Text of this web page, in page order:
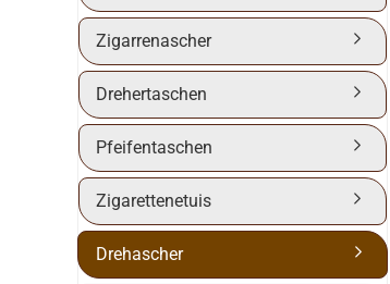
Zigarrenascher
Drehertaschen
Pfeifentaschen
Zigarettenetuis
Drehascher